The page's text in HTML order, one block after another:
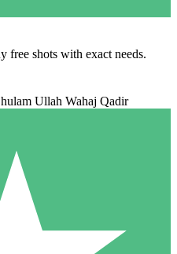
free shots with exact needs.
Ullah Wahaj Qadir